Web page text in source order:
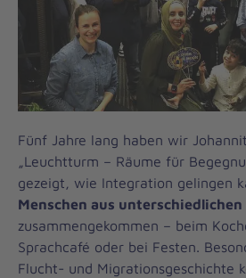
Fünf Jahre lang haben wir
„Leuchtturm – Räume für
gezeigt, wie Integration gelingen
Menschen aus unterschiedlichen
zusammengekommen – beim
Sprachcafé oder bei Festen.
Flucht- und Migrationsgeschichte